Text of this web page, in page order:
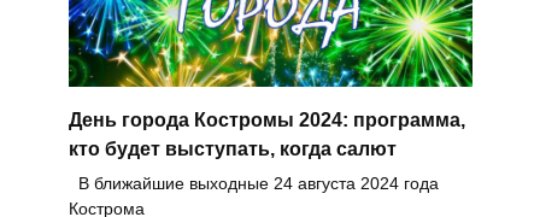
День города Костромы 2024: программа,
кто будет выступать, когда салют
В ближайшие выходные 24 августа 2024 года
Кострома